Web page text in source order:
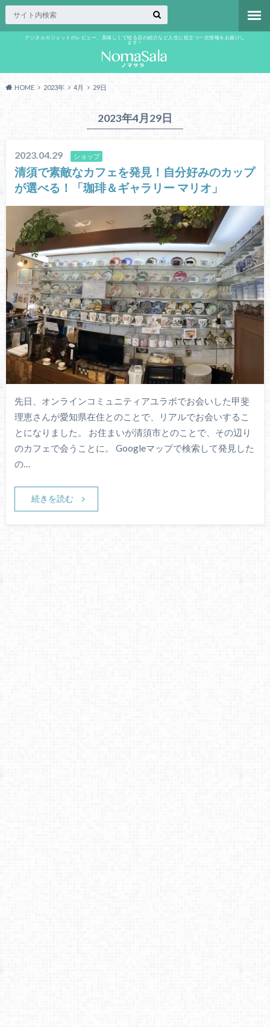
デジタルガジェットのレビュー、美味しくて唸る店の紹介など人生に役立つ一次情報をお届けし
ます！
HOME 2023年 4月 29日
2023年4月29日
2023.04.29 ショップ
清須で素敵なカフェを発見！自分好みのカップ
が選べる！「珈琲＆ギャラリー マリオ」
先日、オンラインコミュニティアユラボでお会いした甲斐
理恵さんが愛知県在住とのことで、リアルでお会いするこ
とになりました。 お住まいが清須市とのことで、その辺り
のカフェで会うことに。 Googleマップで検索して発見した
の…
続きを読む